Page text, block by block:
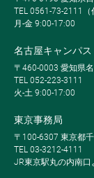
TEL 0561-73-2111（
月-金 9:00-17:00
名古屋キャンパス
〒460-0003 愛知県
TEL 052-223-3111
火-土 9:00-17:00
東京事務局
〒100-6307 東京都
TEL 03-3212-4111
JR東京駅丸の内南口